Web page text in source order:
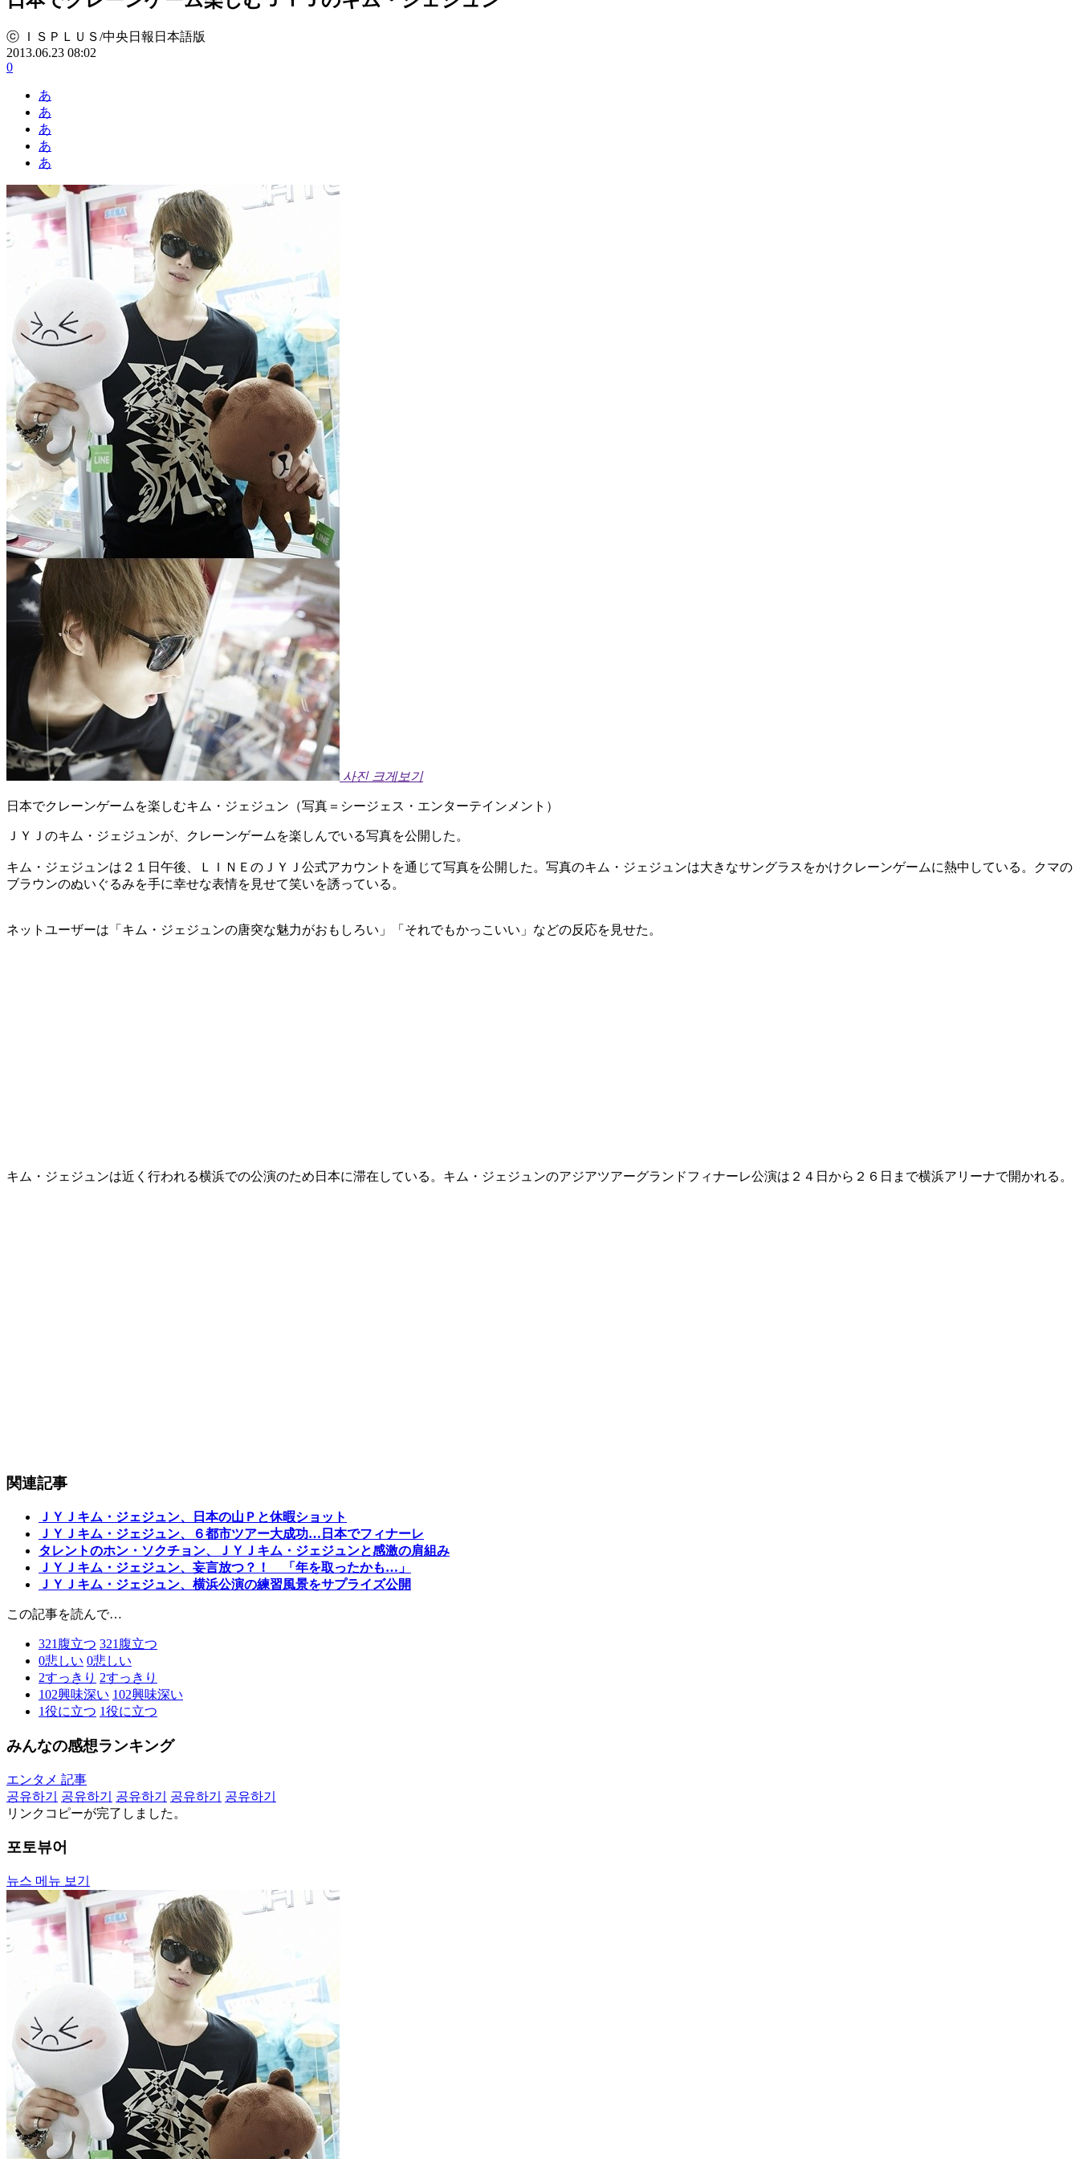
ⓒ ＩＳＰＬＵＳ/中央日報日本語版
2013.06.23 08:02
0
あ
あ
あ
あ
あ
사진 크게보기
日本でクレーンゲームを楽しむキム・ジェジュン（写真＝シージェス・エンターテインメント）
ＪＹＪのキム・ジェジュンが、クレーンゲームを楽しんでいる写真を公開した。
キム・ジェジュンは２１日午後、ＬＩＮＥのＪＹＪ公式アカウントを通じて写真を公開した。写真のキム・ジェジュンは大きなサングラスをかけクレーンゲームに熱中している。クマの
ブラウンのぬいぐるみを手に幸せな表情を見せて笑いを誘っている。
ネットユーザーは「キム・ジェジュンの唐突な魅力がおもしろい」「それでもかっこいい」などの反応を見せた。
キム・ジェジュンは近く行われる横浜での公演のため日本に滞在している。キム・ジェジュンのアジアツアーグランドフィナーレ公演は２４日から２６日まで横浜アリーナで開かれる。
関連記事
ＪＹＪキム・ジェジュン、日本の山Ｐと休暇ショット
ＪＹＪキム・ジェジュン、６都市ツアー大成功…日本でフィナーレ
タレントのホン・ソクチョン、ＪＹＪキム・ジェジュンと感激の肩組み
ＪＹＪキム・ジェジュン、妄言放つ？！ 「年を取ったかも…」
ＪＹＪキム・ジェジュン、横浜公演の練習風景をサプライズ公開
この記事を読んで…
321 腹立つ 321 腹立つ
0悲しい 0悲しい
2すっきり 2すっきり
102興味深い 102興味深い
1役に立つ 1役に立つ
みんなの感想ランキング
エンタメ 記事
공유하기
공유하기 공유하기 공유하기
공유하기
リンクコピーが完了しました。
포토뷰어
뉴스 메뉴 보기